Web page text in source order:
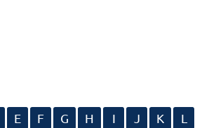
E F G H I J K L